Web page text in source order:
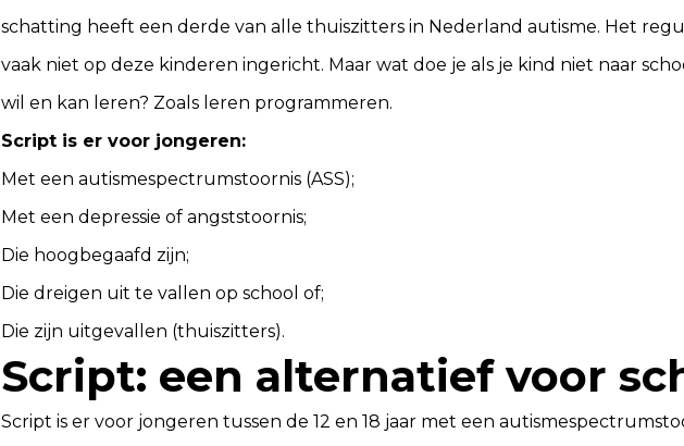
schatting heeft een derde van alle thuiszitters in Nederland autisme. Het
vaak niet op deze kinderen ingericht. Maar wat doe je als je kind niet naar
wil en kan leren? Zoals leren programmeren.
Script is er voor jongeren:
Met een autismespectrumstoornis (ASS);
Met een depressie of angststoornis;
Die hoogbegaafd zijn;
Die dreigen uit te vallen op school of;
Die zijn uitgevallen (thuiszitters).
Script: een alternatief voor
Script is er voor jongeren tussen de 12 en 18 jaar met een